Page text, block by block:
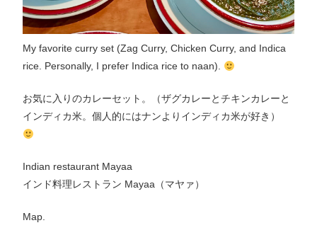
My favorite curry set (Zag Curry, Chicken Curry, and Indica
rice. Personally, I prefer Indica rice to naan).
お気に入りのカレーセット。（ザグカレーとチキンカレーと
インディカ米。個人的にはナンよりインディカ米が好き）
Indian restaurant Mayaa
インド料理レストラン Mayaa（マヤァ）
Map.